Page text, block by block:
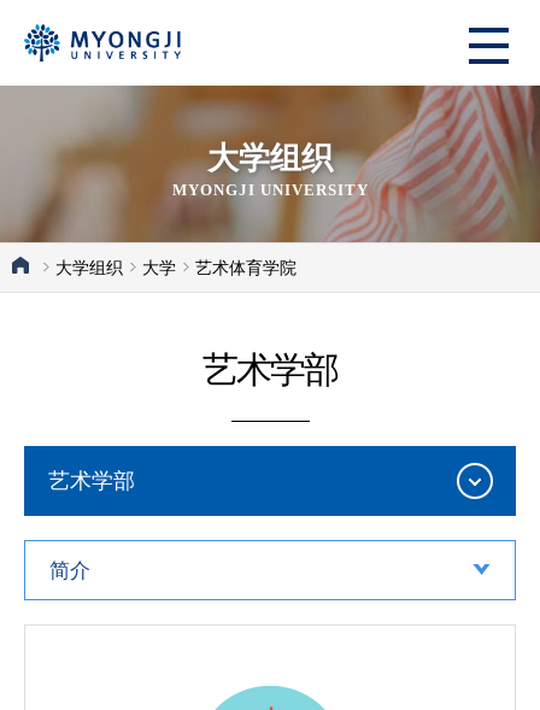
大学组织
MYONGJI UNIVERSITY
大学组织 大学 艺术体育学院
艺术学部
艺术学部
简介